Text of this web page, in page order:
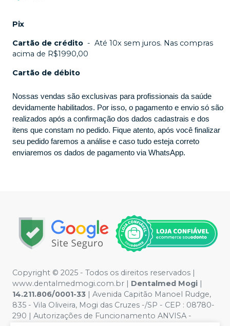
Pix
Cartão de crédito - Até 10x sem juros. Nas compras
acima de R$1990,00
Cartão de débito
Nossas vendas são exclusivas para profissionais da saúde
devidamente habilitados. Por isso, o pagamento e envio só são
realizados após a confirmação dos dados cadastrais e dos
itens que constam no pedido. Fique atento, após você finalizar
seu pedido faremos a análise e caso tudo esteja correto
enviaremos os dados de pagamento via WhatsApp.
Copyright © 2025 - Todos os direitos reservados |
www.dentalmedmogi.com.br | Dentalmed Mogi |
14.211.806/0001-33 | Avenida Capitão Manoel Rudge,
835 - Vila Oliveira, Mogi das Cruzes -/SP - CEP : 08780-
290 | Autorizações de Funcionamento ANVISA -